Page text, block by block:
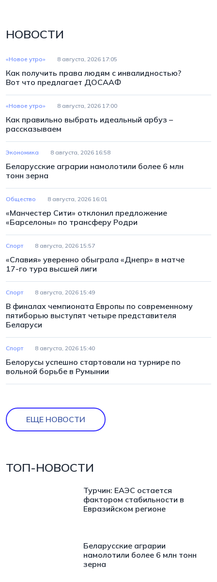
НОВОСТИ
«Новое утро» 8 августа, 2026 17:05
Как получить права людям с инвалидностью?
Вот что предлагает ДОСААФ
«Новое утро» 8 августа, 2026 17:00
Как правильно выбрать идеальный арбуз –
рассказываем
Экономика 8 августа, 2026 16:58
Беларусские аграрии намолотили более 6 млн
тонн зерна
Общество 8 августа, 2026 16:01
«Манчестер Сити» отклонил предложение
«Барселоны» по трансферу Родри
Спорт 8 августа, 2026 15:57
«Славия» уверенно обыграла «Днепр» в матче
17-го тура высшей лиги
Спорт 8 августа, 2026 15:49
В финалах чемпионата Европы по современному
пятиборью выступят четыре представителя
Беларуси
Спорт 8 августа, 2026 15:40
Белорусы успешно стартовали на турнире по
вольной борьбе в Румынии
ЕЩЕ НОВОСТИ
ТОП-НОВОСТИ
Турчин: ЕАЭС остается
фактором стабильности в
Евразийском регионе
Беларусские аграрии
намолотили более 6 млн тонн
зерна